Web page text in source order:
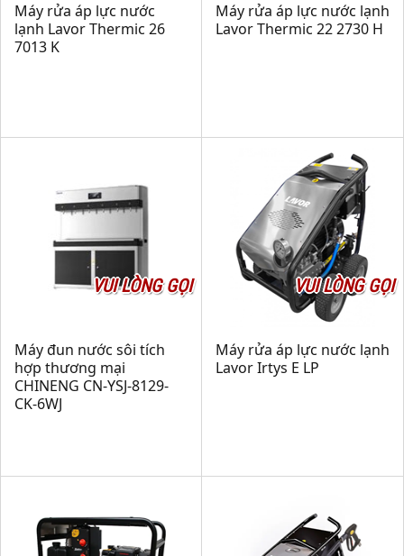
Máy rửa áp lực nước
lạnh Lavor Thermic 26
7013 K
Máy rửa áp lực nước lạnh
Lavor Thermic 22 2730 H
VUI LÒNG GỌI
Máy đun nước sôi tích
hợp thương mại
CHINENG CN-YSJ-8129-
CK-6WJ
VUI LÒNG GỌI
Máy rửa áp lực nước lạnh
Lavor Irtys E LP